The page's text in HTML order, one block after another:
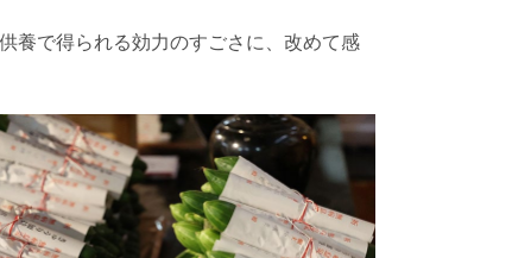
養で得られる効力のすごさに、改めて感